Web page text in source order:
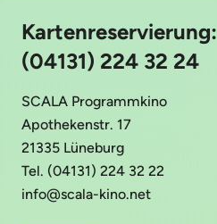
Kartenreservierung:
(04131) 224 32 24
SCALA Programmkino
Apothekenstr. 17
21335 Lüneburg
Tel. (04131) 224 32 22
info@scala-kino.net